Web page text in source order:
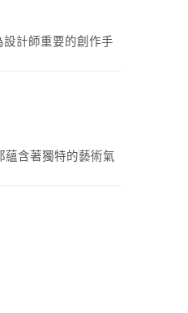
計師重要的創作手
蘊含著獨特的藝術氣